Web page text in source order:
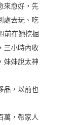
來愈好，先
處去玩、吃
前在她挖掘
三小時內收
妹妹說太神
品，以前也
萬，帶家人